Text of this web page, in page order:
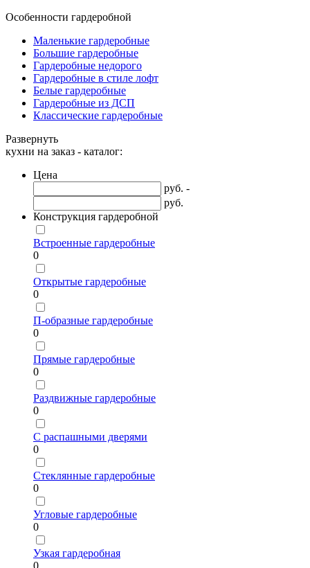
Особенности гардеробной
Маленькие гардеробные
Большие гардеробные
Гардеробные недорого
Гардеробные в стиле лофт
Белые гардеробные
Гардеробные из ДСП
Классические гардеробные
Развернуть
кухни на заказ - каталог:
Цена
руб. -
руб.
Конструкция гардеробной
Встроенные гардеробные
0
Открытые гардеробные
0
П-образные гардеробные
0
Прямые гардеробные
0
Раздвижные гардеробные
0
С распашными дверями
0
Стеклянные гардеробные
0
Угловые гардеробные
0
Узкая гардеробная
0